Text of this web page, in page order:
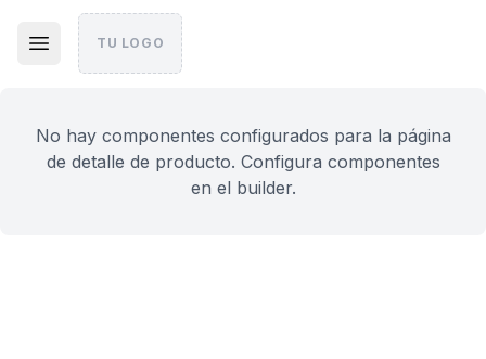
TU LOGO
No hay componentes configurados para la página
de detalle de producto. Configura componentes
en el builder.